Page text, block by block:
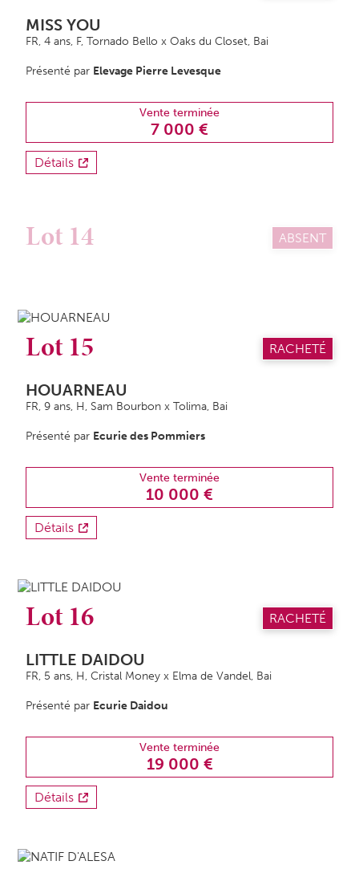
MISS YOU
FR, 4 ans, F, Tornado Bello x Oaks du Closet, Bai
Présenté par Elevage Pierre Levesque
Vente terminée
7 000 €
Détails
Lot 14 ABSENT
Lot 15 RACHETÉ
HOUARNEAU
FR, 9 ans, H, Sam Bourbon x Tolima, Bai
Présenté par Ecurie des Pommiers
Vente terminée
10 000 €
Détails
Lot 16 RACHETÉ
LITTLE DAIDOU
FR, 5 ans, H, Cristal Money x Elma de Vandel, Bai
Présenté par Ecurie Daidou
Vente terminée
19 000 €
Détails